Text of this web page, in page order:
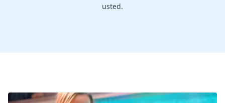
usted.